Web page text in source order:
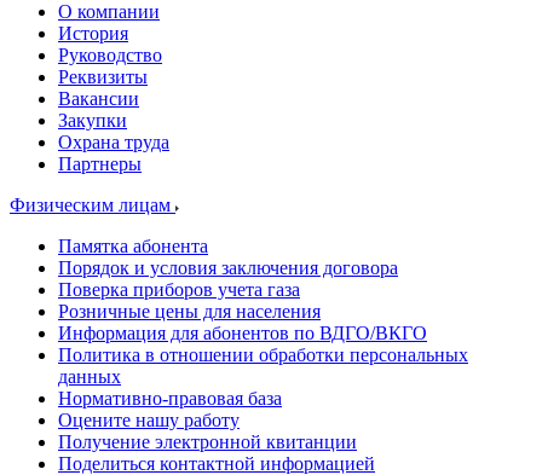
О компании
История
Руководство
Реквизиты
Вакансии
Закупки
Охрана труда
Партнеры
Физическим лицам
Памятка абонента
Порядок и условия заключения договора
Поверка приборов учета газа
Розничные цены для населения
Информация для абонентов по ВДГО/ВКГО
Политика в отношении обработки персональных
данных
Нормативно-правовая база
Оцените нашу работу
Получение электронной квитанции
Поделиться контактной информацией